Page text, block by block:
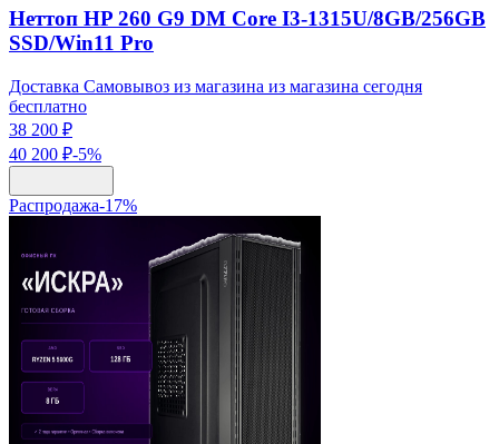
Неттоп HP 260 G9 DM Core I3-1315U/8GB/256GB
SSD/Win11 Pro
Доставка Самовывоз из магазина из магазина сегодня
бесплатно
38 200 ₽
40 200 ₽-5%
Распродажа-17%